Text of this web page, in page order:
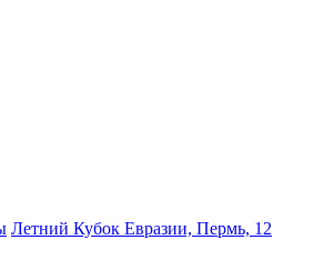
Летний Кубок Евразии, Пермь, 12